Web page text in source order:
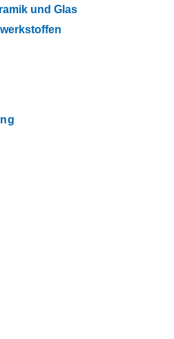
und Glas